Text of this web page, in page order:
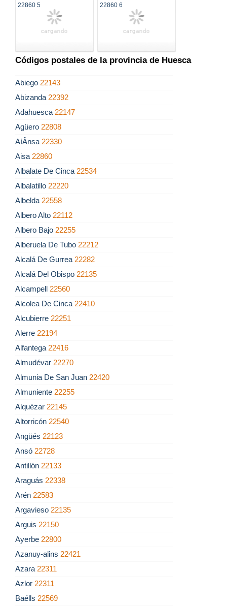
Códigos postales de la provincia de Huesca
Abiego 22143
Abizanda 22392
Adahuesca 22147
Agüero 22808
AíÂ­nsa 22330
Aisa 22860
Albalate De Cinca 22534
Albalatillo 22220
Albelda 22558
Albero Alto 22112
Albero Bajo 22255
Alberuela De Tubo 22212
Alcalá De Gurrea 22282
Alcalá Del Obispo 22135
Alcampell 22560
Alcolea De Cinca 22410
Alcubierre 22251
Alerre 22194
Alfantega 22416
Almudévar 22270
Almunia De San Juan 22420
Almuniente 22255
Alquézar 22145
Altorricón 22540
Angüés 22123
Ansó 22728
Antillón 22133
Araguás 22338
Arén 22583
Argavieso 22135
Arguis 22150
Ayerbe 22800
Azanuy-alins 22421
Azara 22311
Azlor 22311
Baélls 22569